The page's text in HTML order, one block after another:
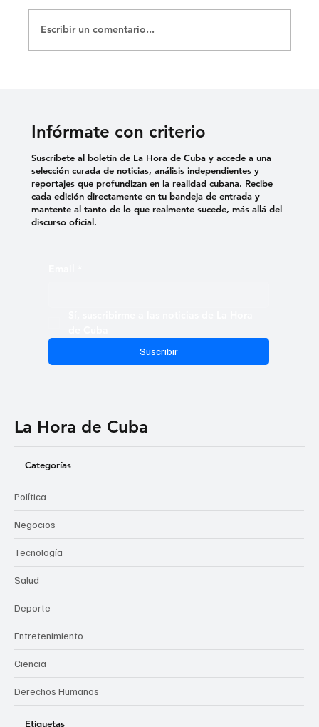
Escribir un comentario...
Infórmate con criterio
Suscribir
Suscríbete al boletín de La Hora de Cuba y accede a una
selección curada de noticias, análisis independientes y
reportajes que profundizan en la realidad cubana. Recibe
cada edición directamente en tu bandeja de entrada y
mantente al tanto de lo que realmente sucede, más allá del
discurso oficial.
La Hora de Cuba
Categorías
Política
Negocios
Tecnología
Salud
Deporte
Entretenimiento
Ciencia
Derechos Humanos
Etiquetas